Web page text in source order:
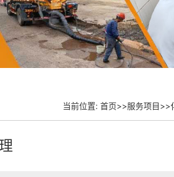
当前位置: 首页>>服务项目>>